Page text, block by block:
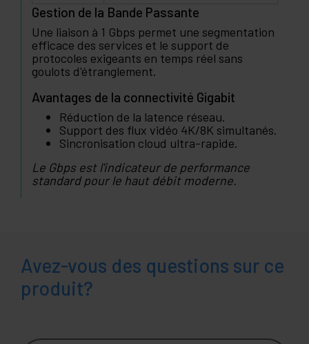
Gestion de la Bande Passante
Une liaison à 1 Gbps permet une segmentation
efficace des services et le support de
protocoles exigeants en temps réel sans
goulots d'étranglement.
Avantages de la connectivité Gigabit
Réduction de la latence réseau.
Support des flux vidéo 4K/8K simultanés.
Sincronisation cloud ultra-rapide.
Le Gbps est l'indicateur de performance
standard pour le haut débit moderne.
Avez-vous des questions sur ce
produit?